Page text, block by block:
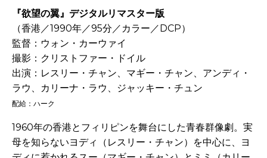
『欲望の翼』デジタルリマスター版
（香港／1990年／95分／カラー／DCP）
監督：ウォン・カーウァイ
撮影：クリストファー・ドイル
出演：レスリー・チャン、マギー・チャン、アンディ・
ラウ、カリーナ・ラウ、ジャッキー・チュン
配給：ハーク
1960年の香港とフィリピンを舞台にした青春群像劇。実
母を知らないヨディ（レスリー・チャン）を中心に、ヨ